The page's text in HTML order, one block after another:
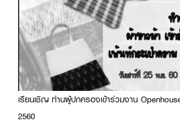
เรียนเชิญ ท่านผู้ปกครองเข้าร่วมงาน
2560